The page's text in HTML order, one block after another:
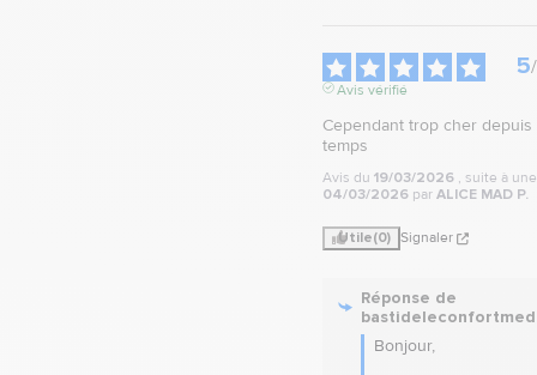
5/
Avis vérifié
Cependant trop cher depuis
temps
Avis du 19/03/2026 , suite à
04/03/2026 par ALICE MAD P.
Utile(0) Signaler
Réponse de
Bonjour,